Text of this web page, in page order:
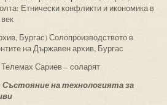
Етнически конфликти и икономика в
Бургас) Солопроизводството в
на Държавен архив, Бургас
Сариев – соларят
на технологията за